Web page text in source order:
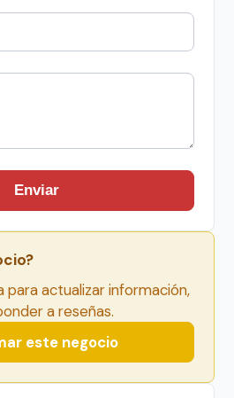
Enviar
para actualizar información,
a reseñas.
este negocio